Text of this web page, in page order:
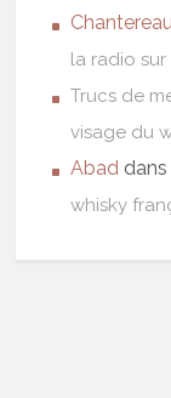
la radio
Trucs de
visage du
Abad dans
whisky